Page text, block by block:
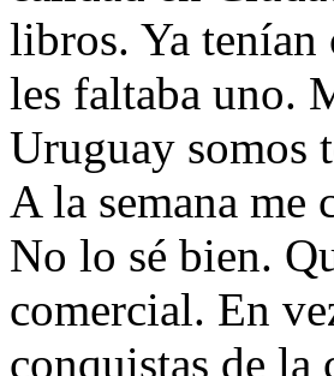
libros. Ya
les faltaba uno.
Uruguay somos
A la semana me
No lo sé bien.
comercial. En
conquistas de